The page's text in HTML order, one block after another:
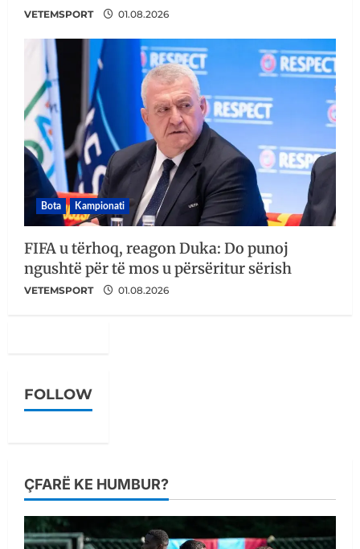
VETEMSPORT 01.08.2026
Bota Kampionati
FIFA u tërhoq, reagon Duka: Do punoj
ngushtë për të mos u përsëritur sërish
VETEMSPORT 01.08.2026
FOLLOW
ÇFARË KE HUMBUR?